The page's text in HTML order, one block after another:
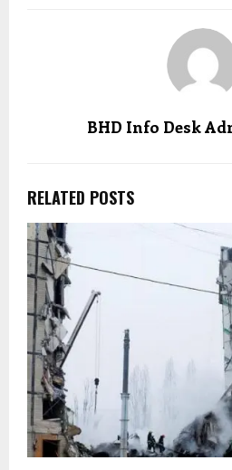
BHD Info Desk
RELATED POSTS